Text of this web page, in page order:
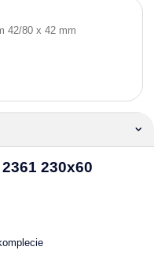
42/80 x 42 mm
230x60